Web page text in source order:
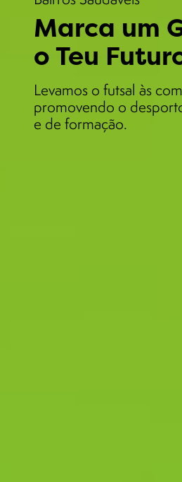
Marca um
o Teu
Levamos o futsal às
promovendo o
e de formação.